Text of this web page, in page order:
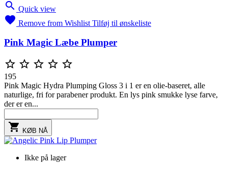
 Quick view
 Remove from Wishlist Tilføj til ønskeliste
Pink Magic Læbe Plumper
    
195
Pink Magic Hydra Plumping Gloss 3 i 1 er en olie-baseret, alle
naturlige, fri for parabener produkt. En lys pink smukke lyse farve,
der er en...
 KØB NÅ
Ikke på lager